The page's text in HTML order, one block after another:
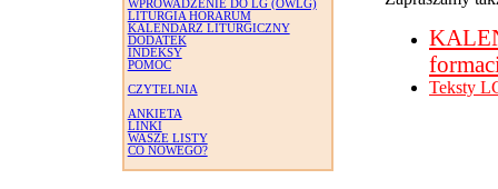
WPROWADZENIE DO LG (OWLG)
LITURGIA HORARUM
KALENDARZ LITURGICZNY
DODATEK
INDEKSY
POMOC
CZYTELNIA
ANKIETA
LINKI
WASZE LISTY
CO NOWEGO?
Teksty